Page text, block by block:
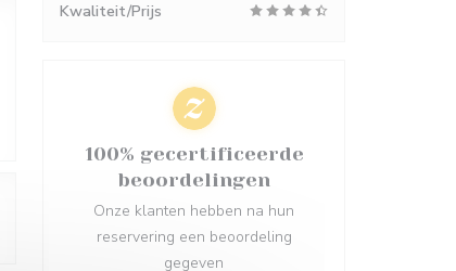
Kwaliteit/Prijs
100% gecertificeerde
beoordelingen
Onze klanten hebben na hun
reservering een beoordeling
gegeven